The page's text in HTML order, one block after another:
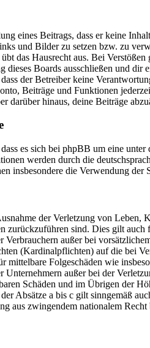
eines Beitrags, dass er keine
und Bilder zu setzen bzw. zu
das Hausrecht aus. Bei
dieses Boards ausschließen und dir
der Betreiber keine
Beiträge und Funktionen
darüber hinaus, deine Beiträge
es sich bei phpBB um eine unter
werden durch die
insbesondere die Verwendung
der Verletzung von Leben,
zurückzuführen sind. Dies gilt
Verbrauchern außer bei
(Kardinalpflichten) auf die bei
mittelbare Folgeschäden wie
Unternehmern außer bei der
Schäden und im Übrigen der
Absätze a bis c gilt sinngemäß
aus zwingendem nationalem Recht